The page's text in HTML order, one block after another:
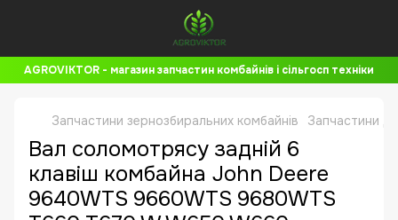
AGROVIKTOR - магазин запчастин комбайнів і сільгосп техніки
Запчастини зернозбиральних комбайнів Запчастини
Вал соломотрясу задній 6
клавіш комбайна John Deere
9640WTS 9660WTS 9680WTS